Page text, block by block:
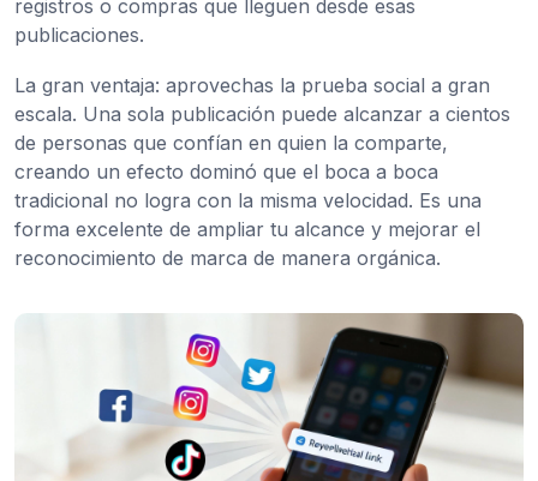
registros o compras que lleguen desde esas
publicaciones.
La gran ventaja: aprovechas la prueba social a gran
escala. Una sola publicación puede alcanzar a cientos
de personas que confían en quien la comparte,
creando un efecto dominó que el boca a boca
tradicional no logra con la misma velocidad. Es una
forma excelente de ampliar tu alcance y mejorar el
reconocimiento de marca de manera orgánica.